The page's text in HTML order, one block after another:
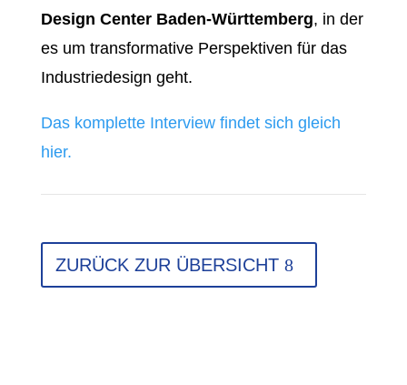
Design Center Baden-Württemberg, in der
es um transformative Perspektiven für das
Industriedesign geht.
Das komplette Interview findet sich gleich
hier.
ZURÜCK ZUR ÜBERSICHT